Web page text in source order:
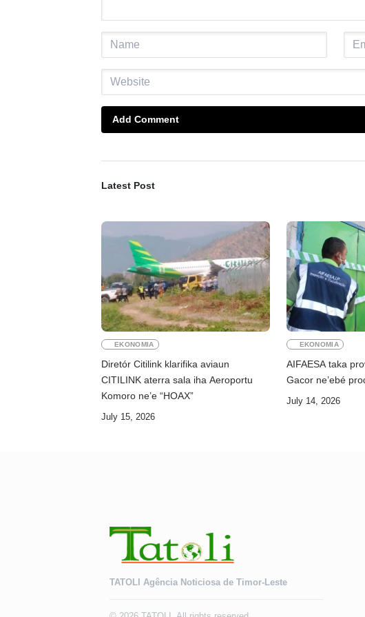
Add Comment
Latest Post
EKONOMIA
Diretór Citilink klarifika aviaun
CITILINK aterra sala iha Aeroportu
Komoro ne’e “HOAX”
July 15, 2026
EKONOMIA
AIFAESA taka
Gacor ne’ebé
July 14, 2026
TATOLI Agência Noticiosa de Timor-Leste